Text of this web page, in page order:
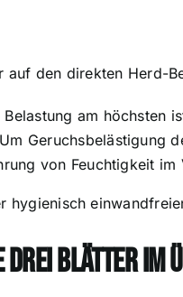
den direkten Herd-
am höchsten
Um Geruchsbelästigung
von Feuchtigkeit
hygienisch
drei Blätter im